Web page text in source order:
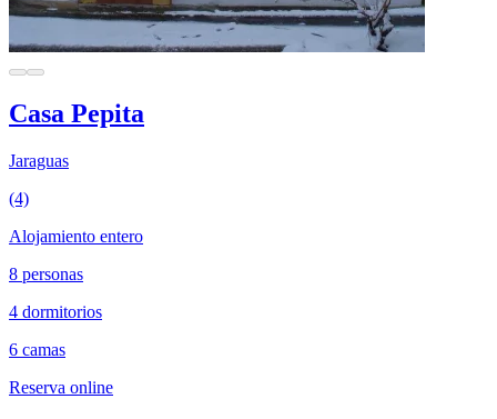
Casa Pepita
Jaraguas
(4)
Alojamiento entero
8 personas
4 dormitorios
6 camas
Reserva online